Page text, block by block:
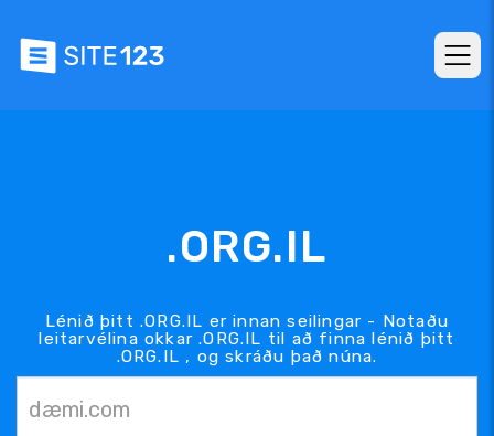
.ORG.IL
Lénið þitt .ORG.IL er innan seilingar - Notaðu
leitarvélina okkar .ORG.IL til að finna lénið þitt
.ORG.IL , og skráðu það núna.